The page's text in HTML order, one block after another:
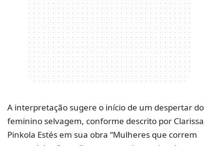
A interpretação sugere o início de um despertar do
feminino selvagem, conforme descrito por Clarissa
Pinkola Estés em sua obra “Mulheres que correm